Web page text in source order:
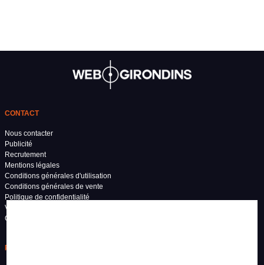
CONTACT
Nous contacter
Publicité
Recrutement
Mentions légales
Conditions générales d'utilisation
Conditions générales de vente
Politique de confidentialité
Vos préférences de confidentialité
Grand Stade Bordeaux
RÉSEAUX SOCIAUX